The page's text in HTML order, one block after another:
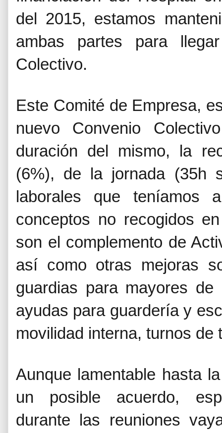
del 2015, estamos
ambas partes para
Colectivo.
Este Comité de Empresa,
nuevo Convenio
duración del mismo, la
(6%), de la jornada (35h
laborales que teníamos
conceptos no recogidos
son el complemento de
así como otras mejoras
guardias para mayores
ayudas para guardería y
movilidad interna, turnos
Aunque lamentable hasta
un posible acuerdo,
durante las reuniones